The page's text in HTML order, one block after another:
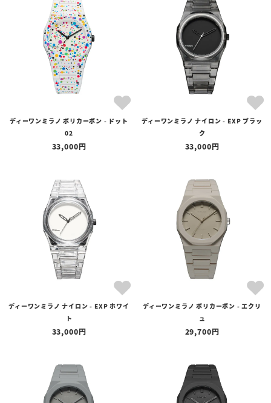
ディーワンミラノ ポリカーボン - ドット
02
33,000
ディーワンミラノ ナイロン - EXP ブラッ
ク
33,000
ディーワンミラノ ナイロン - EXP ホワイ
ト
33,000
ディーワンミラノ ポリカーボン - エクリ
ュ
29,700